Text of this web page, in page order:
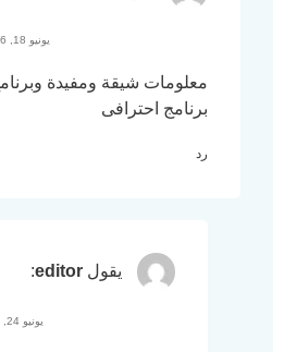
يونيو 18, 2026 الساعة 8:44 ص
معلومات شيقة ومفيدة
برنامج احترافى
رد
يقول editor
:
يونيو 24, 2026 الساعة 4:55 م